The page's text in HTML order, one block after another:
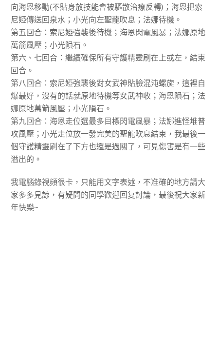
向海恩移動(不貼身放技能會被驅散治療反轉)；海恩把索
尼婭傳送回泉水；小光向左聖龍吹息；法娜待機。
第五回合：索尼婭強襲後待機；海恩閃電風暴；法娜原地
萬箭風壓；小光隕石。
第六、七回合：繼續確保所有守護精靈刷在上或左，結束
回合。
第八回合：索尼婭強襲後對女武神貼臉混沌螺旋，這裡自
爆最好，沒有的話就原地待機等女武神收；海恩隕石；法
娜原地萬箭風壓；小光隕石。
第九回合：海恩走位選最多目標閃電風暴；法娜進怪堆普
攻風壓；小光走位放一發完美的聖龍吹息結束，我最後一
個守護精靈刷在了下方也還是過關了，可見傷害是有一些
溢出的。
我電腦錄視頻很卡，只能用文字表述，不准確的地方請大
家多多見諒，有疑問的同學歡迎回复討論，最後祝大家新
年快樂~